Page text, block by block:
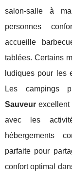
salon-salle à
personnes
accueille
tablées. Certains
ludiques pour les
Les campings
Sauveur excellent
avec les
hébergements
parfaite pour
confort optimal